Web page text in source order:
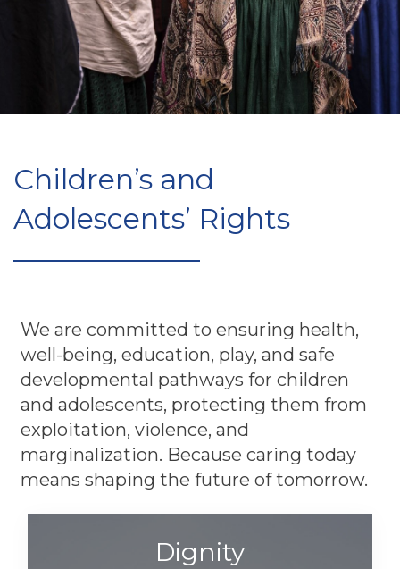
Children’s and
Adolescents’ Rights
We are committed to ensuring health,
well-being, education, play, and safe
developmental pathways for children
and adolescents, protecting them from
exploitation, violence, and
marginalization. Because caring today
means shaping the future of tomorrow.
Dignity